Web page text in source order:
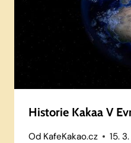
Historie Kakaa V
Od KafeKakao.cz 15.